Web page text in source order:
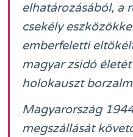
elhatározásából, a
csekély
emberfeletti
magyar zsidó
holokauszt
Magyarország
megszállását